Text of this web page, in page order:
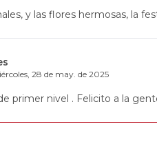
y las flores hermosas, la
28 de may. de 2025
primer nivel . Felicito a la